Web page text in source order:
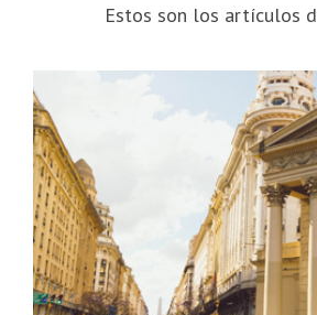
Estos son los artículos